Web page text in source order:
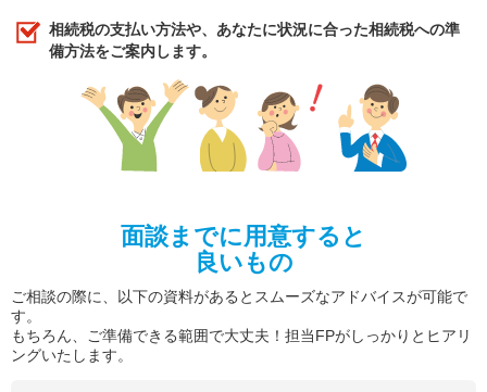
相続税の支払い方法や、あなたに状況に合った相続税への準
備方法をご案内します。
面談までに用意すると
良いもの
ご相談の際に、以下の資料があるとスムーズなアドバイスが可能で
す。
もちろん、ご準備できる範囲で大丈夫！担当FPがしっかりとヒアリ
ングいたします。